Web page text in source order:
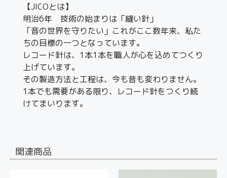
【JICOとは】
明治6年 技術の始まりは「縫い針」
「音の世界を守りたい」これがここ数年来、私た
ちの目標の一つとなっています。
レコード針は、1本1本を職人が心を込めてつくり
上げています。
その製造方法と工程は、今も昔も変わりません。
1本でも需要がある限り、レコード針をつくり続
けてまいります。
関連商品